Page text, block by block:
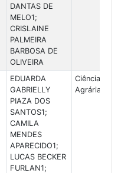
DANTAS DE
MELO1;
CRISLAINE
PALMEIRA
BARBOSA DE
OLIVEIRA
EDUARDA
GABRIELLY
PIAZA DOS
SANTOS1;
CAMILA
MENDES
APARECIDO1;
LUCAS BECKER
FURLAN1;
Ciências
Agrárias